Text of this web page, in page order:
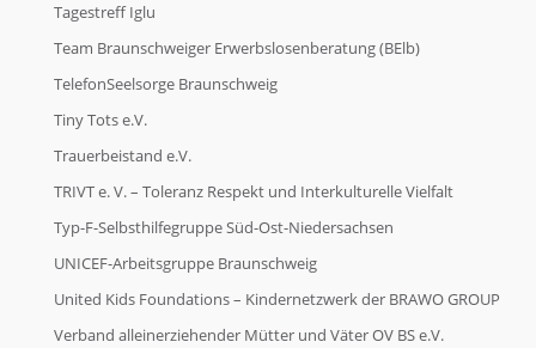
Tagestreff Iglu
Team Braunschweiger Erwerbslosenberatung (BElb)
TelefonSeelsorge Braunschweig
Tiny Tots e.V.
Trauerbeistand e.V.
TRIVT e. V. – Toleranz Respekt und Interkulturelle Vielfalt
Typ-F-Selbsthilfegruppe Süd-Ost-Niedersachsen
UNICEF-Arbeitsgruppe Braunschweig
United Kids Foundations – Kindernetzwerk der BRAWO GROUP
Verband alleinerziehender Mütter und Väter OV BS e.V.